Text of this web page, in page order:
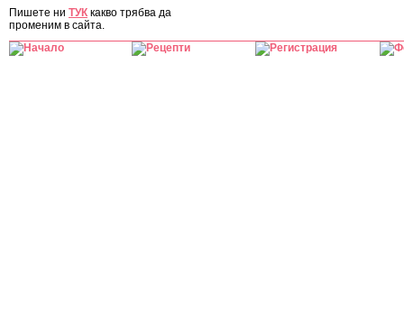
Пишете ни ТУК какво трябва да
променим в сайта.